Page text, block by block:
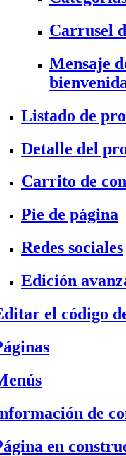
Carrusel
Mensaje
Listado de
Detalle del
Carrito de
Pie de página
Redes sociales
Edición
el código
de
en